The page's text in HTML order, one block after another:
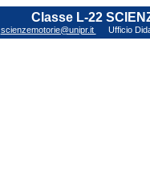
Classe L-22
scienzemotorie@unipr.it Ufficio